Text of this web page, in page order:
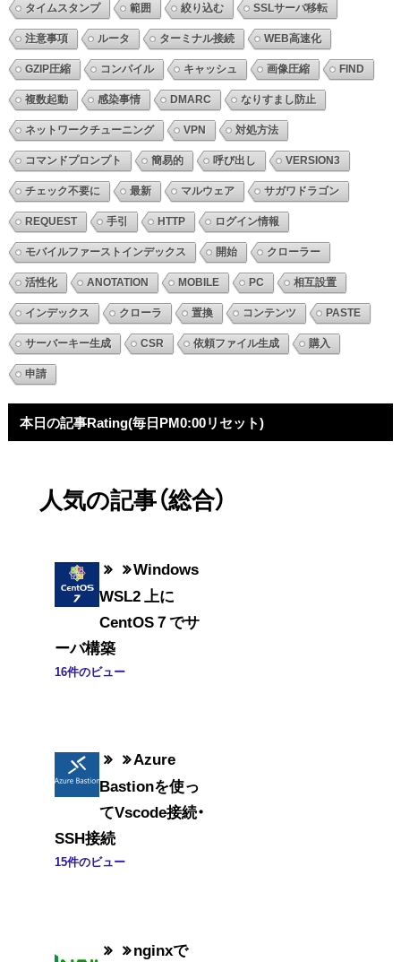
タイムスタンプ 範囲 絞り込む SSLサーバ移転
注意事項 ルータ ターミナル接続 WEB高速化
GZIP圧縮 コンパイル キャッシュ 画像圧縮 FIND
複数起動 感染事情 DMARC なりすまし防止
ネットワークチューニング VPN 対処方法
コマンドプロンプト 簡易的 呼び出し VERSION3
チェック不要に 最新 マルウェア サガワドラゴン
REQUEST 手引 HTTP ログイン情報
モバイルファーストインデックス 開始 クローラー
活性化 ANOTATION MOBILE PC 相互設置
インデックス クローラ 置換 コンテンツ PASTE
サーバーキー生成 CSR 依頼ファイル生成 購入
申請
本日の記事Rating(毎日PM0:00リセット)
人気の記事（総合）
Windows
WSL2 上に
CentOS７でサ
ーバ構築
16件のビュー
Azure
Bastionを使っ
てVscode接続・
SSH接続
15件のビュー
nginxで